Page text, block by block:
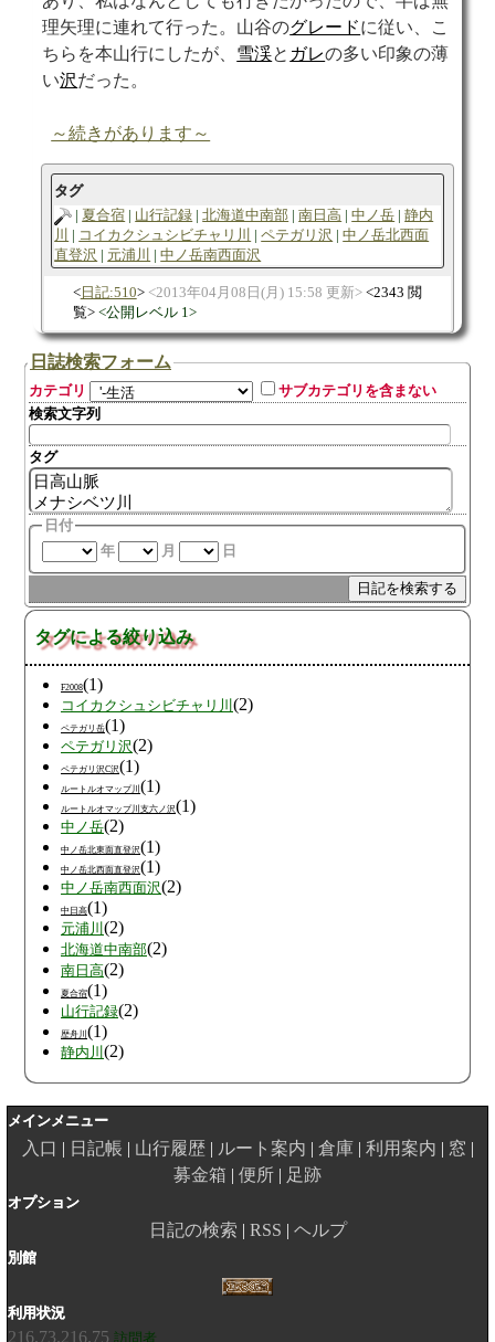
理矢理に連れて行った。山谷のグレードに従い、こ
ちらを本山行にしたが、 雪渓と ガレの多い印象の薄
い沢だった。
～続きがあります～
タグ
夏合宿
山行記録 北海道中南部 南日高 中ノ岳
静内
川
コイカクシュシビチャリ川 ペテガリ沢
中ノ岳北西面
直登沢
元浦川 中ノ岳南西面沢
日記:510 2013年04月08日(月) 15:58 更新
2343 閲
覧
公開レベル 1
日誌検索フォーム
カテゴリ
サブカテゴリを含まない
検索文字列
タグ
日付
年
月 日
タグによる絞り込み
F2008(1)
コイカクシュシビチャリ川 (2)
ペテガリ岳(1)
ペテガリ沢(2)
ペテガリ沢C沢(1)
ルートルオマップ川(1)
ルートルオマップ川支六ノ沢(1)
中ノ岳(2)
中ノ岳北東面直登沢(1)
中ノ岳北西面直登沢(1)
中ノ岳南西面沢(2)
中日高(1)
元浦川 (2)
北海道中南部(2)
南日高(2)
夏合宿(1)
山行記録(2)
歴舟川(1)
静内川 (2)
メインメニュー
入口 日記帳 山行履歴 ルート案内 倉庫 利用案内
窓
募金箱
便所 足跡
オプション
日記の検索 RSS ヘルプ
別館
利用状況
216.73.216.75 訪問者